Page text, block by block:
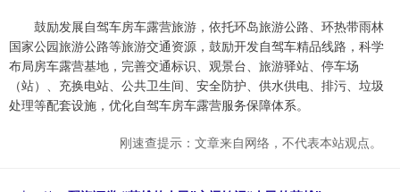
鼓励发展自驾车房车露营旅游，依托环岛旅游公路、环热带雨林
国家公园旅游公路等旅游交通资源，鼓励开发自驾车精品线路，科学
布局房车露营基地，完善交通标识、观景台、旅游驿站、停车场
（站）、充换电站、公共卫生间、安全防护、供水供电、排污、垃圾
处理等配套设施，优化自驾车房车露营服务保障体系。
刚速查提示：文章来自网络，不代表本站观点。